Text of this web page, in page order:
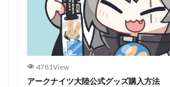
4781View
アークナイツ大陸公式グッズ購入方法